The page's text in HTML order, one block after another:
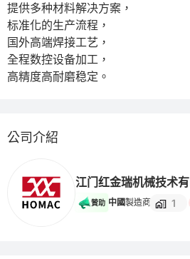
提供多种材料解决方案，
标准化的生产流程，
国外高端焊接工艺，
全程数控设备加工，
高精度高耐磨稳定。
公司介紹
江门红金瑞机械技术
贊助 中國製造商 1